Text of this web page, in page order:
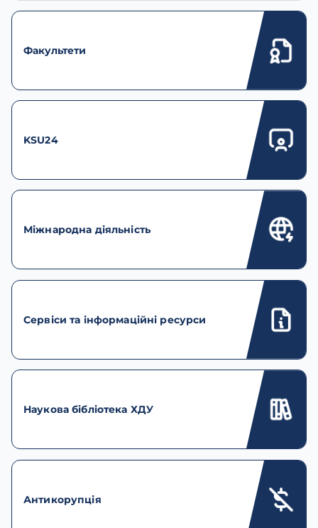
Факультети
KSU24
Міжнародна діяльність
Сервіси та інформаційні ресурси
Наукова бібліотека ХДУ
Антикорупція